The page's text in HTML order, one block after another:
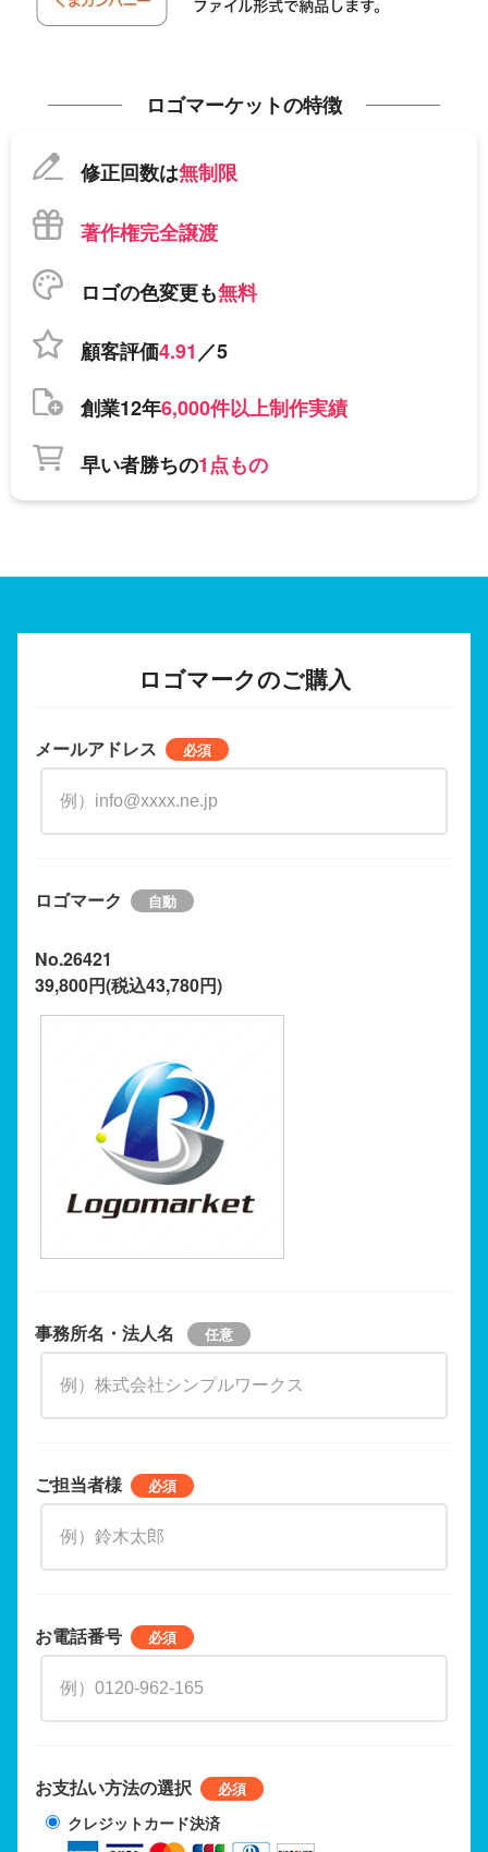
ロゴマーケットの特徴
修正回数は無制限
著作権完全譲渡
ロゴの色変更も無料
顧客評価4.91／5
創業12年6,000件以上制作実績
早い者勝ちの1点もの
ロゴマークのご購入
メールアドレス
ロゴマーク
No.26421
39,800円(税込43,780円)
事務所名・法人名
ご担当者様
お電話番号
お支払い方法の選択
クレジットカード決済